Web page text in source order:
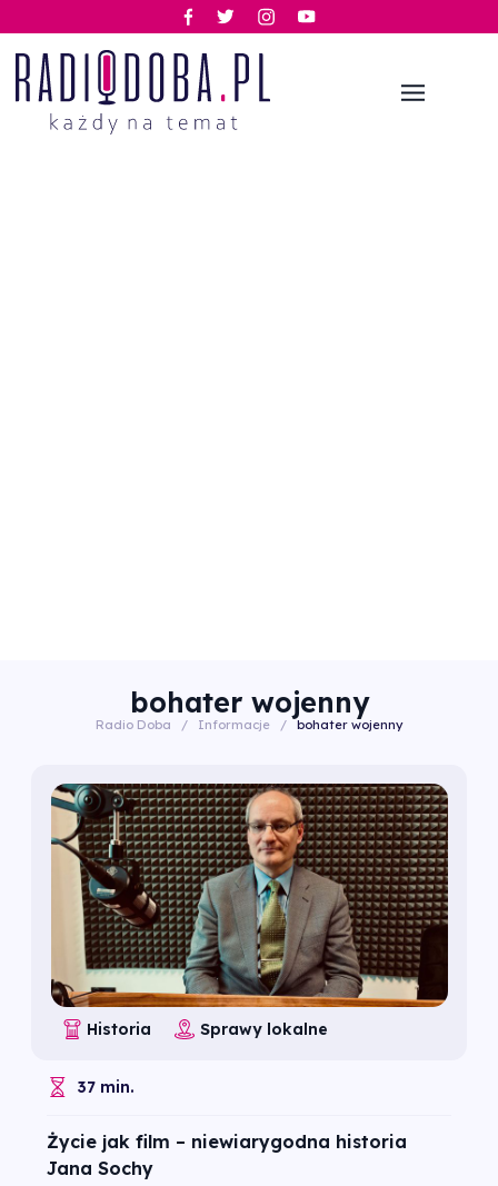
bohater wojenny
Radio Doba / Informacje / bohater wojenny
Historia Sprawy lokalne
37 min.
Życie jak film – niewiarygodna historia
Jana Sochy